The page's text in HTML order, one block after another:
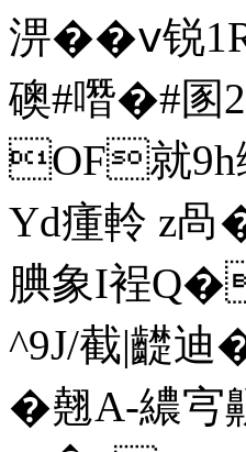
淠��ⅴ锐
礇#噆�#圂
OF就
Yd瘇軨 z咼
腆象I裎
^9J/截|齼迪
�翹A-繷